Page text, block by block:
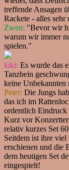
treffende Ansagen
Rackete - alles sehr
Zwen: "Bevor wir
warum wir immer
spielen."
kiki: Es wurde das
Tanzbein
keine Unbekannten
Peter: Die Jungs
das ich im
ordentlich Eindruck
Kurz vor
relativ kurzes Set
Seitdem ist ihre
erschienen und die
dem heutigen Set
eingespielt!